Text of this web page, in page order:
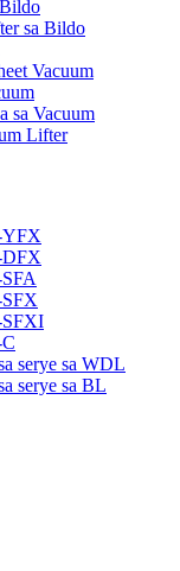
Bildo
sa Bildo
Vacuum
sa Vacuum
Lifter
YFX
DFX
SFX
SFXI
serye sa WDL
serye sa BL